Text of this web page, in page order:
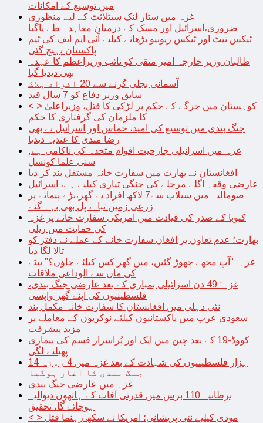
میں توسیع کے امکانات
غزہ میں سٹار لنک سیٹلائٹ کے لیے منظوری
ضروری،اسرائیل اور مسک کے درمیان معاہدہ طے پاگیا
ٹیکس نیٹ اور ٹیکس ریونیو بڑھانے کیلیے آئی ایم ایف کی ٹیم
پاکستان پہنچ گئی
طالبان وزیر خارجہ امیر متقی کو نائب وزیراعظم کا عہدہ
بھی دیدیا گیا
آسمانی بجلی گرنے سے 20 افراد ہلاک
سابق وزیر دفاع کو 7 سال قید
< > کوہستان میں جرگے کے حکم پر لڑکی کا قتل، وزیراعلیٰ
کا ملزمان کی گرفتاری کا حکم
جنگ بندی میں توسیع کی امید، حماس اور اسرائیل نے بھی
رضا مندی کا عندیہ دیدیا
غزہ میں اسرائیلی جارحیت اقوام متحدہ کی ناکامی ہے,
سنی علما کونسل
افغانستان نے بھارت میں سفارت خانہ مستقل بند کر دیا
عارضی وقفہ اگلے مرحلے کی جنگی تیاری کیلیے ہے، اسرائیل
صومالیہ میں سیلاب سے7 لاکھ افراد بے گھر،بڑے پیمانے پر
زرعی زمین تباہ، پل بھی بہہ گئے
کیوبا کے صدر کی قیادت میں امریکی سفارت خانے پر غزہ
کی حمایت میں ریلی
بھارت؛ عدم تعاون پر افغان سفارت خانے کے عملے نے دفتر کو
تالا لگا دیا
غزہ: “آپ مجھے چھوڑ گئیں، میں گھر کس کیلئے جاؤں؟” بیٹے
کی ماں سے الوداعی ملاقات
غزہ: 49 دن اسرائیلی بمباری کے بعد عارضی جنگ بندی،
فلسطینیوں کی اپنے گھر واپسی
نئی دہلی میں افغانستان کا سفارت خانہ مکمل بند
سعودی عرب میں پاکستانیوں کیلئے نوکریوں کے معاملے پر
مزید پیشرفت
کووڈ-19 کے بعد چین میں ایک اور پُراسرار قسم کی بیماری
پھیلنے لگی
14 ہزار فلسطینیوں کی شہادت کے بعد غزہ میں 4 روزہ
جنگ بندی کا آغاز ہوگیا
غزہ میں عارضی جنگ بندی
برطانیہ 110 برس میں قدرتی آفات کے ہاتھوں دیوالیہ
ہوجائے گا، تحقیق
< > مودی کیلیے نئی پریشانی؛ امریکا نے سکھ رہنما قتل